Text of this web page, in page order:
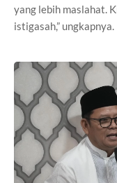
yang lebih maslahat.
istigasah,” ungkapnya.